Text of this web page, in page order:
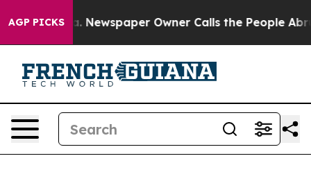
AGP PICKSNewspaper Owner Calls the People